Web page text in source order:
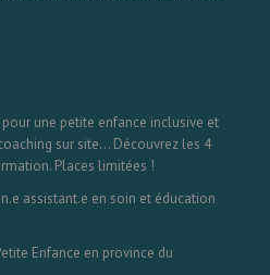
une petite enfance inclusive et
sur site… Découvrez les 4
Places limitées !
assistant.e en soin et éducation
Enfance en province du